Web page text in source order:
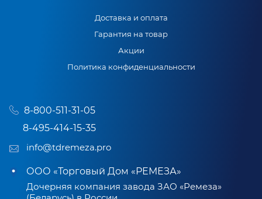
Доставка и оплата
Гарантия на товар
Акции
Политика конфиденциальности
8-800-511-31-05
8-495-414-15-35
info@tdremeza.pro
ООО «Торговый Дом «РЕМЕЗА»
Дочерняя компания завода ЗАО «Ремеза»